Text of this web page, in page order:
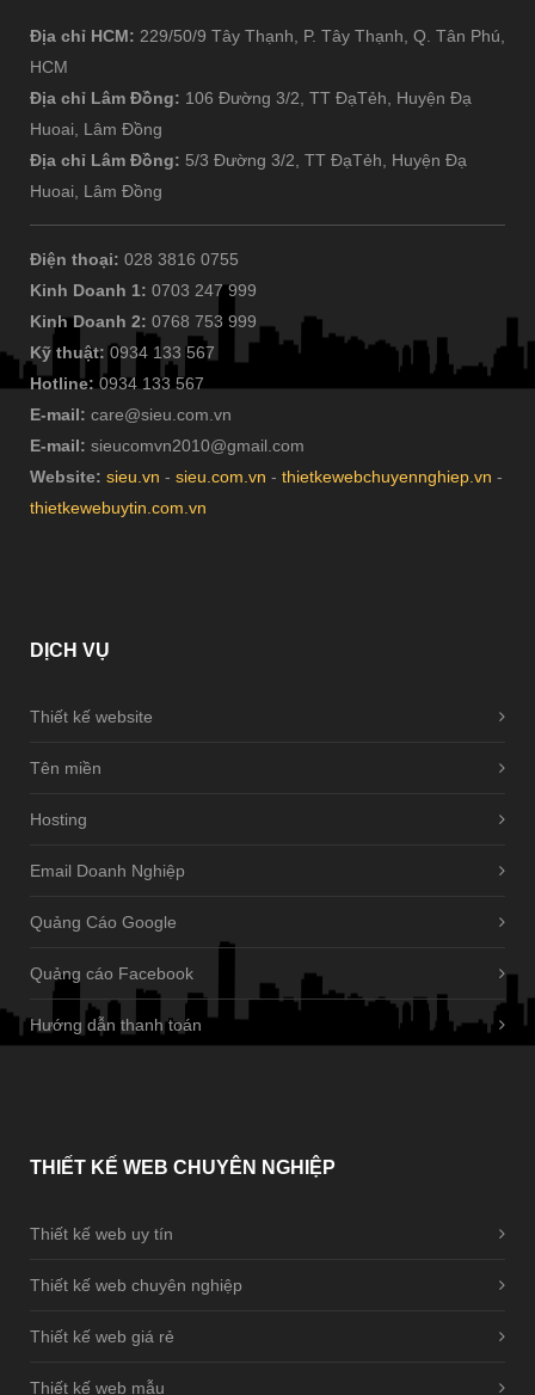
Địa chỉ HCM: 229/50/9 Tây Thạnh, P. Tây Thạnh, Q. Tân Phú,
HCM
Địa chỉ Lâm Đồng: 106 Đường 3/2, TT ĐạTẻh, Huyện Đạ
Huoai, Lâm Đồng
Địa chỉ Lâm Đồng: 5/3 Đường 3/2, TT ĐạTẻh, Huyện Đạ
Huoai, Lâm Đồng
Điện thoại: 028 3816 0755
Kinh Doanh 1: 0703 247 999
Kinh Doanh 2: 0768 753 999
Kỹ thuật: 0934 133 567
Hotline: 0934 133 567
E-mail: care@sieu.com.vn
E-mail: sieucomvn2010@gmail.com
Website: sieu.vn - sieu.com.vn - thietkewebchuyennghiep.vn -
thietkewebuytin.com.vn
DỊCH VỤ
Thiết kế website
Tên miền
Hosting
Email Doanh Nghiệp
Quảng Cáo Google
Quảng cáo Facebook
Hướng dẫn thanh toán
THIẾT KẾ WEB CHUYÊN NGHIỆP
Thiết kế web uy tín
Thiết kế web chuyên nghiệp
Thiết kế web giá rẻ
Thiết kế web mẫu